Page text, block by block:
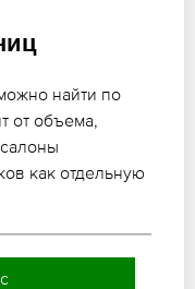
найти по
от объема,
как отдельную